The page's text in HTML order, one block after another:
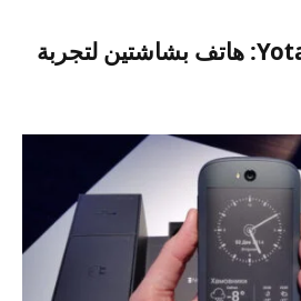
11- جهاز Yota Phone: هاتف بشاشتين لتجربة